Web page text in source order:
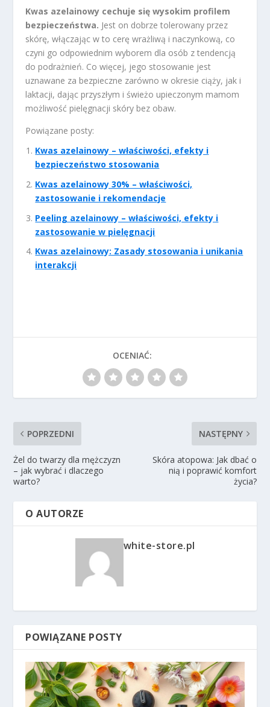
Kwas azelainowy cechuje się wysokim profilem
bezpieczeństwa. Jest on dobrze tolerowany przez
skórę, włączając w to cerę wrażliwą i naczynkową, co
czyni go odpowiednim wyborem dla osób z tendencją
do podrażnień. Co więcej, jego stosowanie jest
uznawane za bezpieczne zarówno w okresie ciąży, jak i
laktacji, dając przyszłym i świeżo upieczonym mamom
możliwość pielęgnacji skóry bez obaw.
Powiązane posty:
Kwas azelainowy – właściwości, efekty i
bezpieczeństwo stosowania
Kwas azelainowy 30% – właściwości,
zastosowanie i rekomendacje
Peeling azelainowy – właściwości, efekty i
zastosowanie w pielęgnacji
Kwas azelainowy: Zasady stosowania i unikania
interakcji
OCENIAĆ:
POPRZEDNI
Żel do twarzy dla mężczyzn
– jak wybrać i dlaczego
warto?
NASTĘPNY
Skóra atopowa: Jak dbać o
nią i poprawić komfort
życia?
O AUTORZE
white-store.pl
POWIĄZANE POSTY